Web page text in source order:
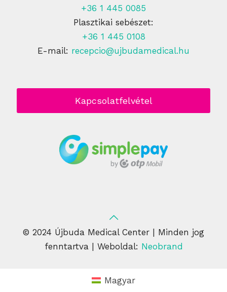
+36 1 445 0085
Plasztikai sebészet:
+36 1 445 0108
E-mail: recepcio@ujbudamedical.hu
Kapcsolatfelvétel
© 2024 Újbuda Medical Center | Minden jog
fenntartva | Weboldal: Neobrand
Magyar